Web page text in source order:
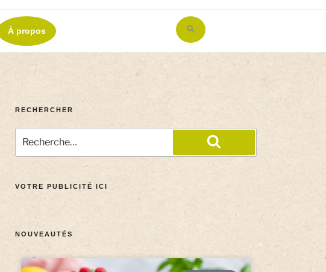
À propos
Search
for:
RECHERCHER
VOTRE PUBLICITÉ ICI
NOUVEAUTÉS